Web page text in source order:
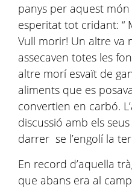
panys per aquest
esperitat tot cridant: “
Vull morir! Un altre va
assecaven totes les
altre morí esvaït de
aliments que es
convertien en carbó.
discussió amb els
darrer se l’engolí la
En record d’aquella
que abans era al